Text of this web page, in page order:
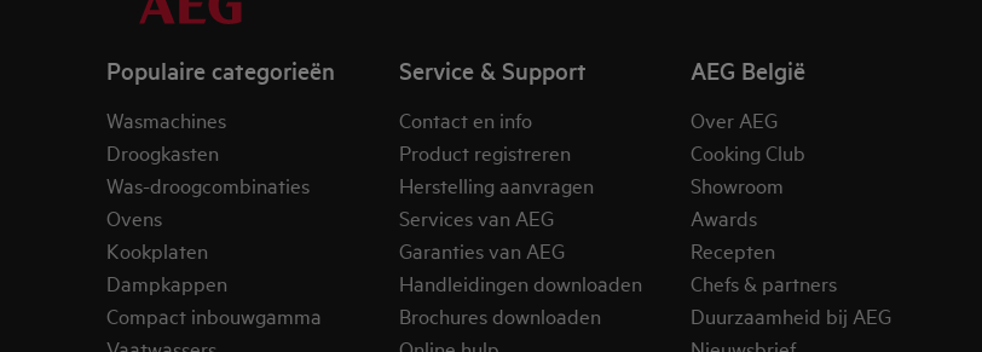
Populaire categorieën
Wasmachines
Droogkasten
Was-droogcombinaties
Ovens
Kookplaten
Dampkappen
Compact inbouwgamma
Service & Support
Contact en info
Product registreren
Herstelling aanvragen
Services van AEG
Garanties van AEG
Handleidingen downloaden
Brochures downloaden
AEG België
Over AEG
Cooking Club
Showroom
Awards
Recepten
Chefs & partners
Duurzaamheid bij AEG